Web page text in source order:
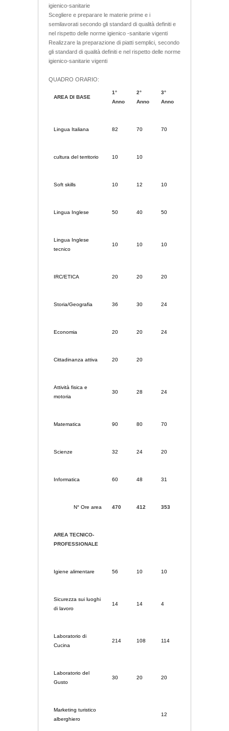
igienico-sanitarie
Scegliere e preparare le materie prime e i
semilavorati secondo gli standard di qualità definiti e
nel rispetto delle norme igienico -sanitarie vigenti
Realizzare la preparazione di piatti semplici, secondo
gli standard di qualità definiti e nel rispetto delle norme
igienico-sanitarie vigenti
QUADRO ORARIO:
AREA DI BASE
1°
Anno
2°
Anno
3°
Anno
Lingua Italiana 82 70 70
cultura del territorio 10 10
Soft skills 10 12 10
Lingua Inglese 50 40 50
Lingua Inglese
tecnico
10 10 10
IRC/ETICA 20 20 20
Storia/Geografia 36 30 24
Economia 20 20 24
Cittadinanza attiva 20 20
Attività fisica e
motoria
30 28 24
Matematica 90 80 70
Scienze 32 24 20
Informatica 60 48 31
N° Ore area 470 412 353
AREA TECNICO-
PROFESSIONALE
Igiene alimentare 56 10 10
Sicurezza sui luoghi
di lavoro
14 14 4
Laboratorio di
Cucina
214 108 114
Laboratorio del
Gusto
30 20 20
Marketing turistico
alberghiero
12